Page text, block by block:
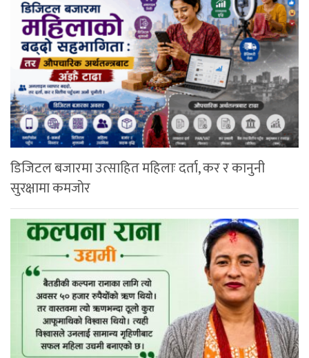
डिजिटल बजारमा उत्साहित महिलाः दर्ता, कर र कानुनी
सुरक्षामा कमजोर